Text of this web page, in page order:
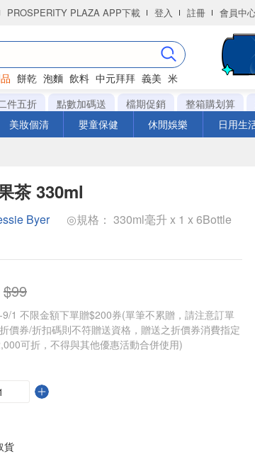
PROSPERITY PLAZA APP下載 登入 註冊 會員中
餅乾 泡麵 飲料 中元拜拜 義美 米
件五折 點數加碼送 檔期促銷 整箱購划算
美妝個清 嬰童保健 休閒娛樂 日用生
茶 330ml
Byer
◎規格： 330ml毫升 x 1 x 6Bottle
$99
9/1 不限金額下單贈$200券(單筆不累贈，請注意訂單
價券/折扣碼則不符贈送資格，贈送之折價券消費指定
可折，不得與其他優惠活動合併使用)
貨